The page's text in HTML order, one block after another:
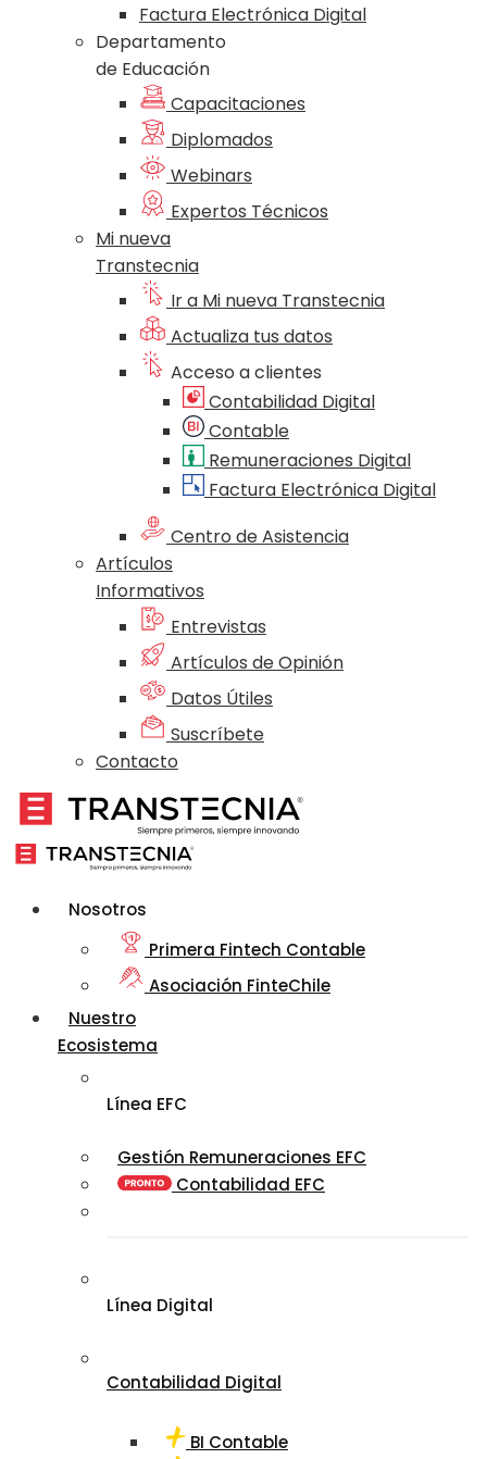
Factura Electrónica Digital
Departamento
de Educación
Capacitaciones
Diplomados
Webinars
Expertos Técnicos
Mi nueva
Transtecnia
Ir a Mi nueva Transtecnia
Actualiza tus datos
Acceso a clientes
Contabilidad Digital
Contable
Remuneraciones Digital
Factura Electrónica Digital
Centro de Asistencia
Artículos
Informativos
Entrevistas
Artículos de Opinión
Datos Útiles
Suscríbete
Contacto
Nosotros
Primera Fintech Contable
Asociación FinteChile
Nuestro
Ecosistema
Línea EFC
Gestión Remuneraciones EFC
Contabilidad EFC
Línea Digital
Contabilidad Digital
BI Contable